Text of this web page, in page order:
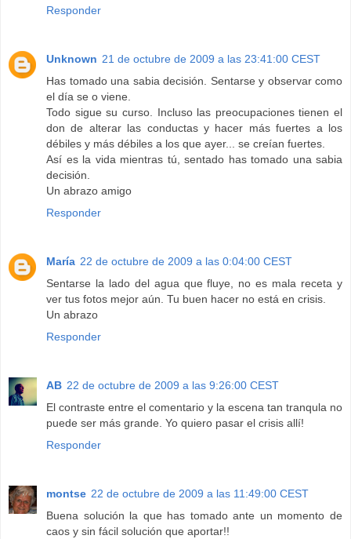
Responder
Unknown 21 de octubre de 2009 a las 23:41:00 CEST
Has tomado una sabia decisión. Sentarse y observar como
el día se o viene.
Todo sigue su curso. Incluso las preocupaciones tienen el
don de alterar las conductas y hacer más fuertes a los
débiles y más débiles a los que ayer... se creían fuertes.
Así es la vida mientras tú, sentado has tomado una sabia
decisión.
Un abrazo amigo
Responder
María 22 de octubre de 2009 a las 0:04:00 CEST
Sentarse la lado del agua que fluye, no es mala receta y
ver tus fotos mejor aún. Tu buen hacer no está en crisis.
Un abrazo
Responder
AB 22 de octubre de 2009 a las 9:26:00 CEST
El contraste entre el comentario y la escena tan tranqula no
puede ser más grande. Yo quiero pasar el crisis allí!
Responder
montse 22 de octubre de 2009 a las 11:49:00 CEST
Buena solución la que has tomado ante un momento de
caos y sin fácil solución que aportar!!